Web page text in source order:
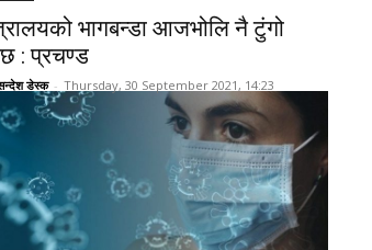
भागबन्डा आजभोलि नै टुंगो
: प्रचण्ड
डेस्क - Thursday, 30 September 2021, 14:23